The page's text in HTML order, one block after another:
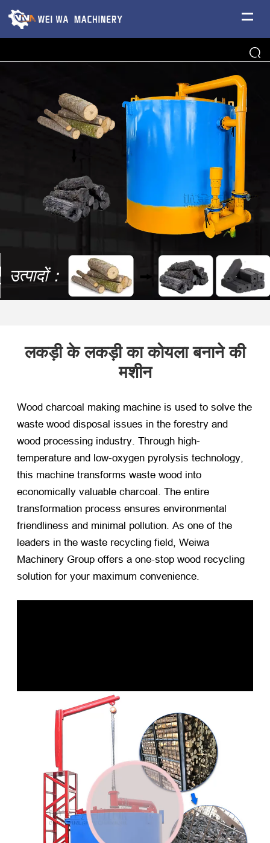
उत्पादों：
लकड़ी के लकड़ी का कोयला बनाने की
मशीन
Wood charcoal making machine is used to solve the
waste wood disposal issues in the forestry and
wood processing industry Through high-
temperature and low-oxygen pyrolysis technology
this machine transforms waste wood into
economically valuable charcoal The entire
transformation process ensures environmental
friendliness and minimal pollution As one of the
leaders in the waste recycling field Weiwa
Machinery Group offers a one-stop wood recycling
solution for your maximum convenience